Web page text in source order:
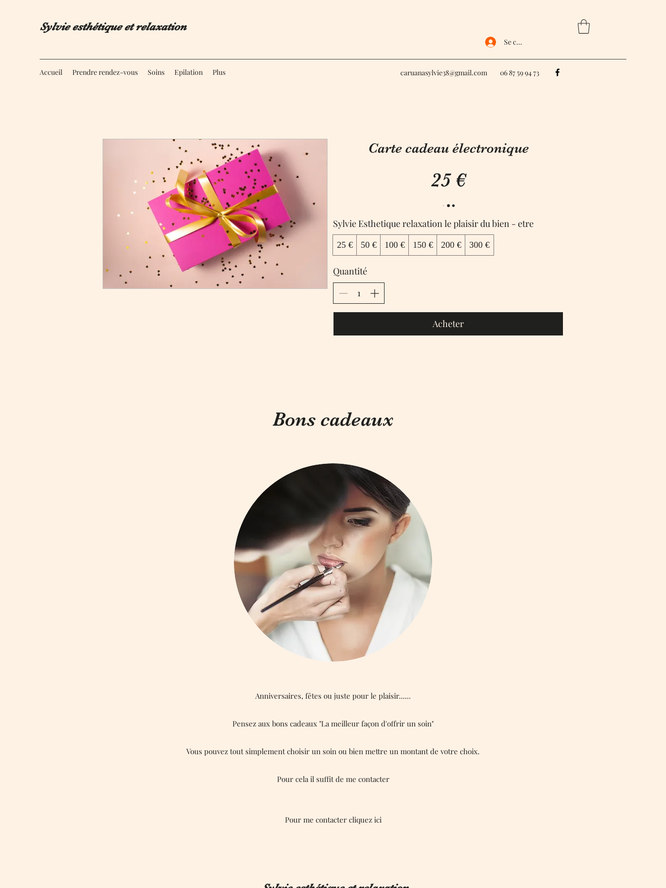
Sylvie esthétique et relaxation
Accueil Prendre rendez-vous Soins Epilation Plus
Se connecter
caruanasylvie38@gmail.com 06 87 59 94 73
Carte cadeau électronique
25 €
Sylvie Esthetique relaxation le plaisir du bien - etre
25 € 50 € 100 € 150 € 200 € 300 €
Quantité
Acheter
Bons cadeaux
Anniversaires, fêtes ou juste pour le plaisir......
Pensez aux bons cadeaux "La meilleur façon d'offrir un soin"
Vous pouvez tout simplement choisir un soin ou bien mettre un montant de votre choix.
Pour cela il suffit de me contacter
Pour me contacter cliquez ici